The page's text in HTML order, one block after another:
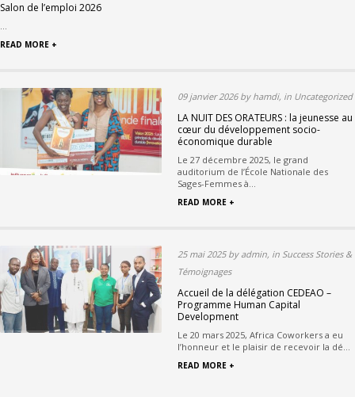
Salon de l’emploi 2026
...
READ MORE +
09 janvier 2026 by hamdi, in Uncategorized
LA NUIT DES ORATEURS : la jeunesse au
cœur du développement socio-
économique durable
Le 27 décembre 2025, le grand
auditorium de l’École Nationale des
Sages-Femmes à...
READ MORE +
25 mai 2025 by admin, in Success Stories &
Témoignages
Accueil de la délégation CEDEAO –
Programme Human Capital
Development
Le 20 mars 2025, Africa Coworkers a eu
l’honneur et le plaisir de recevoir la dé...
READ MORE +